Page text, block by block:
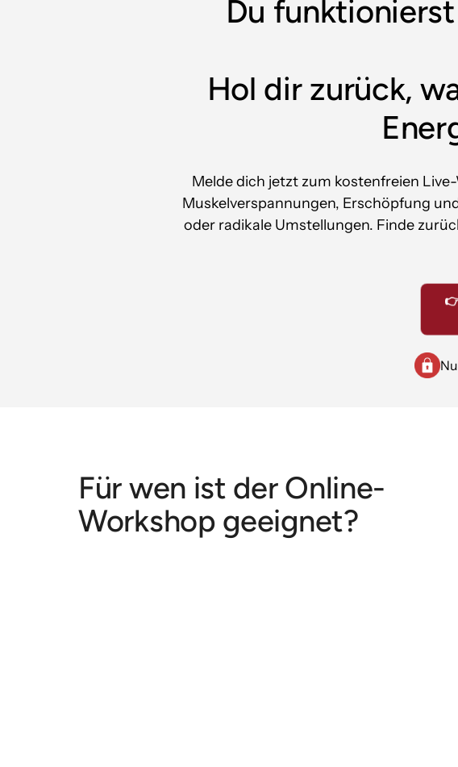
Du
Hol dir zurück,
Melde dich jetzt zum kostenfreien
Muskelverspannungen, Erschöpfung
oder radikale Umstellungen. Finde
Für wen ist der Online-
Workshop geeignet?